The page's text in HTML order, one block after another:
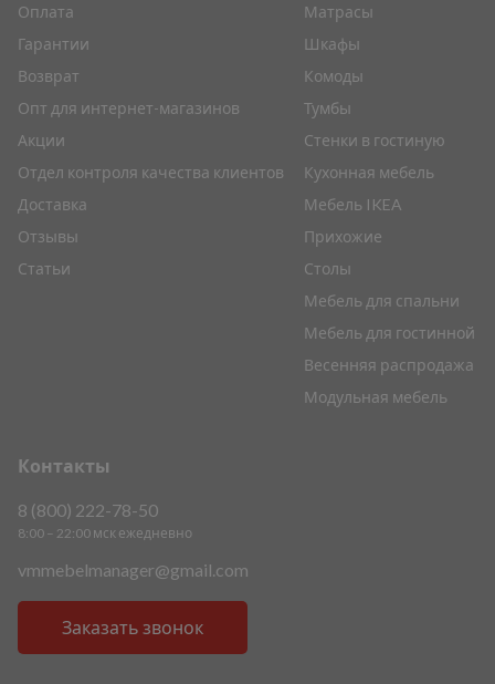
Контакты
8 (800) 222-78-50
8:00 – 22:00 мск ежедневно
vmmebelmanager@gmail.com
Заказать звонок
Матрасы
Шкафы
Комоды
Тумбы
Стенки в гостиную
Кухонная мебель
Мебель IKEA
Прихожие
Столы
Мебель для спальни
Мебель для гостинной
Весенняя распродажа
Модульная мебель
Оплата
Гарантии
Возврат
Опт для интернет-магазинов
Акции
Отдел контроля качества клиентов
Доставка
Отзывы
Статьи